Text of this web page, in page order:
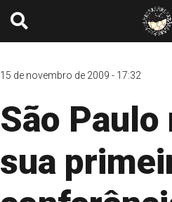
15 de novembro de 2009 - 17:32
São
sua